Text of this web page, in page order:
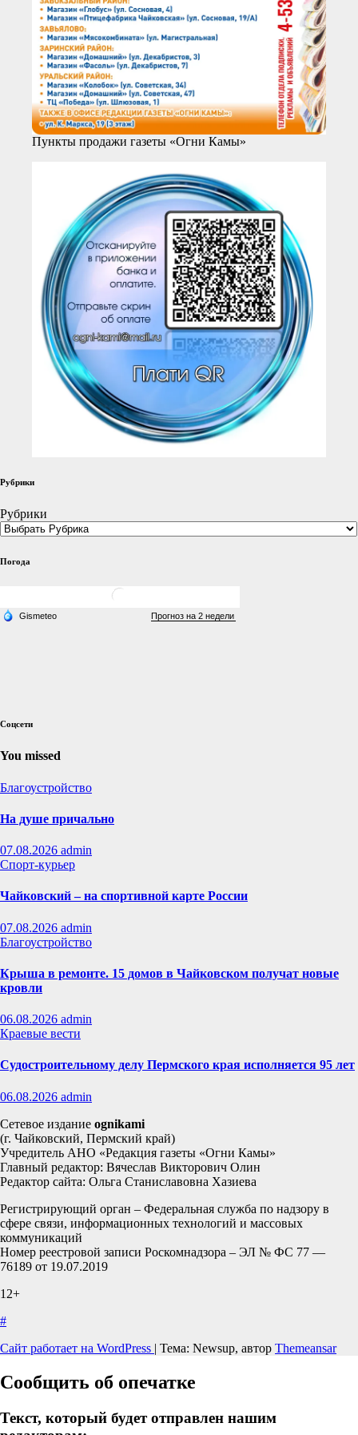
Пункты продажи газеты «Огни Камы»
Рубрики
Рубрики
Погода
Соцсети
You missed
Благоустройство
На душе причально
07.08.2026 admin
Спорт-курьер
Чайковский – на спортивной карте России
07.08.2026 admin
Благоустройство
Крыша в ремонте. 15 домов в Чайковском получат новые
кровли
06.08.2026 admin
Краевые вести
Судостроительному делу Пермского края исполняется 95 лет
06.08.2026 admin
Сетевое издание ognikami
(г. Чайковский, Пермский край)
Учредитель АНО «Редакция газеты «Огни Камы»
Главный редактор: Вячеслав Викторович Олин
Редактор сайта: Ольга Станиславовна Хазиева
Регистрирующий орган – Федеральная служба по надзору в
сфере связи, информационных технологий и массовых
коммуникаций
Номер реестровой записи Роскомнадзора – ЭЛ № ФС 77 —
76189 от 19.07.2019
12+
#
Сайт работает на WordPress | Тема: Newsup, автор Themeansar
Сообщить об опечатке
Текст, который будет отправлен нашим